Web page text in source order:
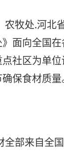
农牧处.河北
面向全国
社区为单
保食材质量
全部来自全